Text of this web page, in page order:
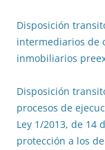
Disposición
intermediarios de
inmobiliarios
Disposición
procesos de
Ley 1/2013, de 14
protección a los